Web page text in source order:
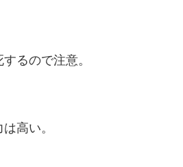
るので注意。
高い。